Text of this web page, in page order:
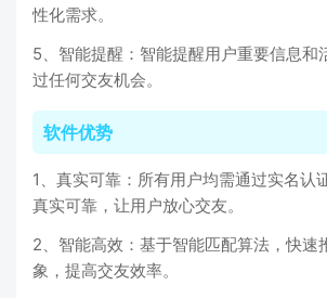
性化需求。
5、智能提醒：智能提醒用户重要信息和
过任何交友机会。
软件优势
1、真实可靠：所有用户均需通过实名认
真实可靠，让用户放心交友。
2、智能高效：基于智能匹配算法，快速
象，提高交友效率。